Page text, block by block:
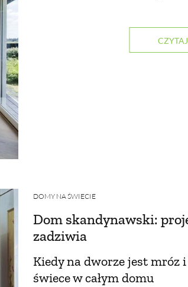
DOMY NA ŚWIECIE
Dom skandynawski:
zadziwia
Kiedy na dworze jest mróz
świece w całym domu